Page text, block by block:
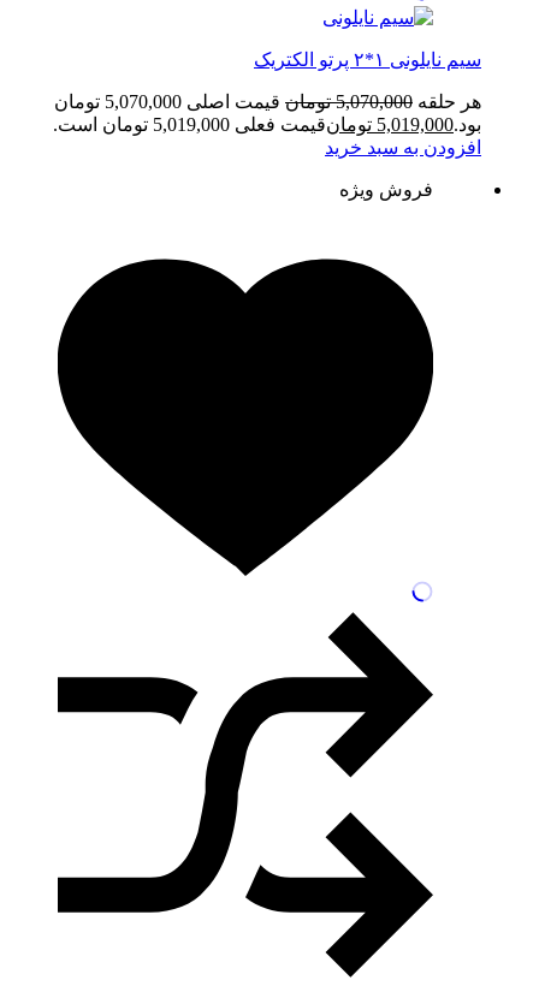
سیم نایلونی ۱*۲ پرتو الکتریک
هر حلقه 5,070,000 تومان
قیمت اصلی 5,070,000 تومان
بود.5,019,000 تومانقیمت فعلی 5,019,000 تومان است.
افزودن به سبد خرید
فروش ویژه